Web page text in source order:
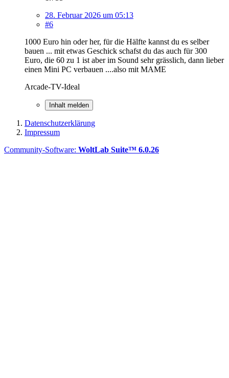
28. Februar 2026 um 05:13
#6
1000 Euro hin oder her, für die Hälfte kannst du es selber
bauen ... mit etwas Geschick schafst du das auch für 300
Euro, die 60 zu 1 ist aber im Sound sehr grässlich, dann lieber
einen Mini PC verbauen ....also mit MAME
Arcade-TV-Ideal
Inhalt melden
Datenschutzerklärung
Impressum
Community-Software: WoltLab Suite™ 6.0.26